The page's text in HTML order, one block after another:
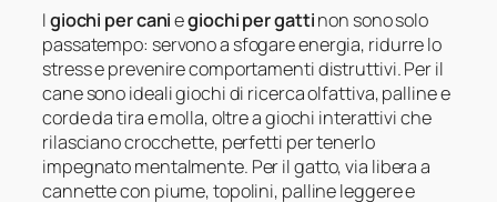
Igiochi per caniegiochi per gattinon sono solo
passatempo: servono a sfogare energia, ridurre lo
stress e prevenire comportamenti distruttivi. Per il
cane sono ideali giochi di ricerca olfattiva, palline e
corde da tira e molla, oltre a giochi interattivi che
rilasciano crocchette, perfetti per tenerlo
impegnato mentalmente. Per il gatto, via libera a
cannette con piume, topolini, palline leggere e